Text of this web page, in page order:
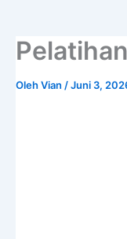
OlehVian /Juni 3,